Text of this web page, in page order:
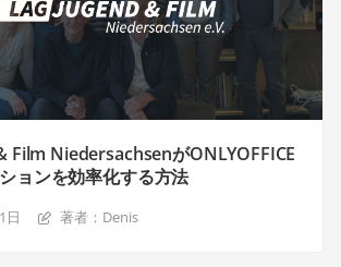
Film NiedersachsenがONLYOFFICE
ョンを効率化する方法
日 著者：Denis